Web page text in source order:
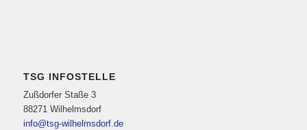
TSG INFOSTELLE
Zußdorfer Staße 3
88271 Wilhelmsdorf
info@tsg-wilhelmsdorf.de